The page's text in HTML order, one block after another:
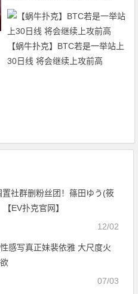
【蜗牛扑克】BTC若是一举站上
30日线 将会继续上攻前高
置社群删粉丝团！篠田ゆう(筱
EV扑克官网】
12/02
性感写真正妹裴依雅 大尺度火
07/03